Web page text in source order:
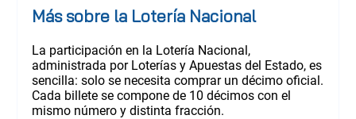
Más sobre la Lotería Nacional
La participación en la Lotería Nacional,
administrada por Loterías y Apuestas del Estado, es
sencilla: solo se necesita comprar un décimo oficial.
Cada billete se compone de 10 décimos con el
mismo número y distinta fracción.